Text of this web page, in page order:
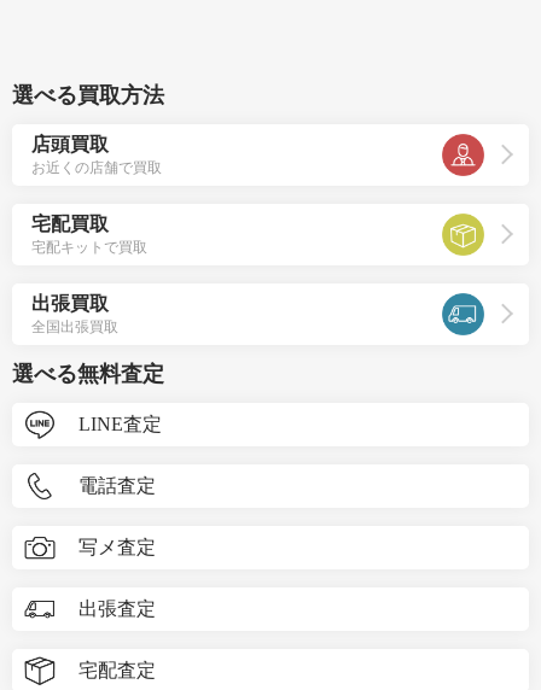
選べる買取方法
店頭買取
お近くの店舗で買取
宅配買取
宅配キットで買取
出張買取
全国出張買取
選べる無料査定
LINE査定
電話査定
写メ査定
出張査定
宅配査定